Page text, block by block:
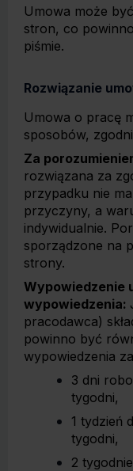
Umowa może
stron, co
piśmie.
Rozwiązanie
Umowa o pracę
sposobów,
Za
rozwiązana za
przypadku nie
przyczyny, a
indywidualnie.
sporządzone na
strony.
Wypowiedzenie
wypowiedzenia:
pracodawca)
powinno być
wypowiedzenia
3 dni
tygodni,
1 tydzień
tygodni,
2